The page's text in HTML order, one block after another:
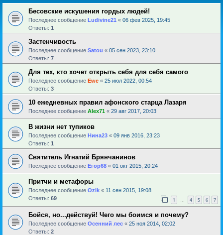
Бесовские искушения гордых людей!
Последнее сообщение Ludivine21 « 06 фев 2025, 19:45
Ответы: 1
Застенчивость
Последнее сообщение Satou « 05 сен 2023, 23:10
Ответы: 7
Для тех, кто хочет открыть себя для себя самого
Последнее сообщение Ewe « 25 июл 2022, 00:54
Ответы: 3
10 ежедневных правил афонского старца Лазаря
Последнее сообщение Alex71 « 29 авг 2017, 20:03
В жизни нет тупиков
Последнее сообщение Нина23 « 09 янв 2016, 23:23
Ответы: 1
Святитель Игнатий Брянчанинов
Последнее сообщение Егор68 « 01 окт 2015, 20:24
Притчи и метафоры
Последнее сообщение Ozik « 11 сен 2015, 19:08
Ответы: 69 1 4 5 6 7
Бойся, но...действуй! Чего мы боимся и почему?
Последнее сообщение Осенний лес « 25 ноя 2014, 02:02
Ответы: 2